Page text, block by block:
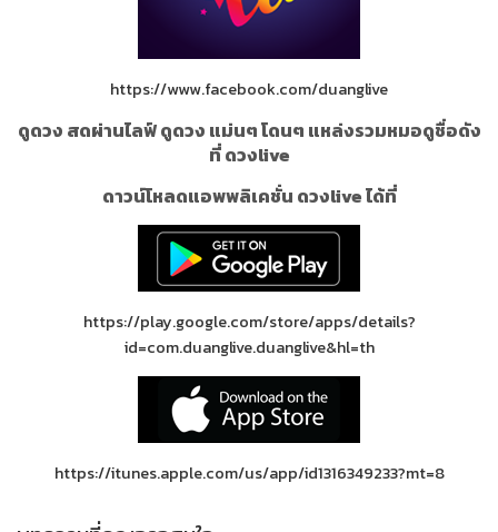
https://www.facebook.com/duanglive
ดูดวง สดผ่านไลฟ์ ดูดวง แม่นๆ โดนๆ แหล่งรวมหมอดูชื่อดัง
ที่ ดวงlive
ดาวน์โหลดแอพพลิเคชั่น ดวงlive ได้ที่
https://play.google.com/store/apps/details?
id=com.duanglive.duanglive&hl=th
https://itunes.apple.com/us/app/id1316349233?mt=8